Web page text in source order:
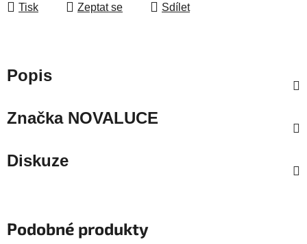
Tisk Zeptat se Sdílet
Popis
ZnačkaNOVALUCE
Diskuze
Podobné produkty